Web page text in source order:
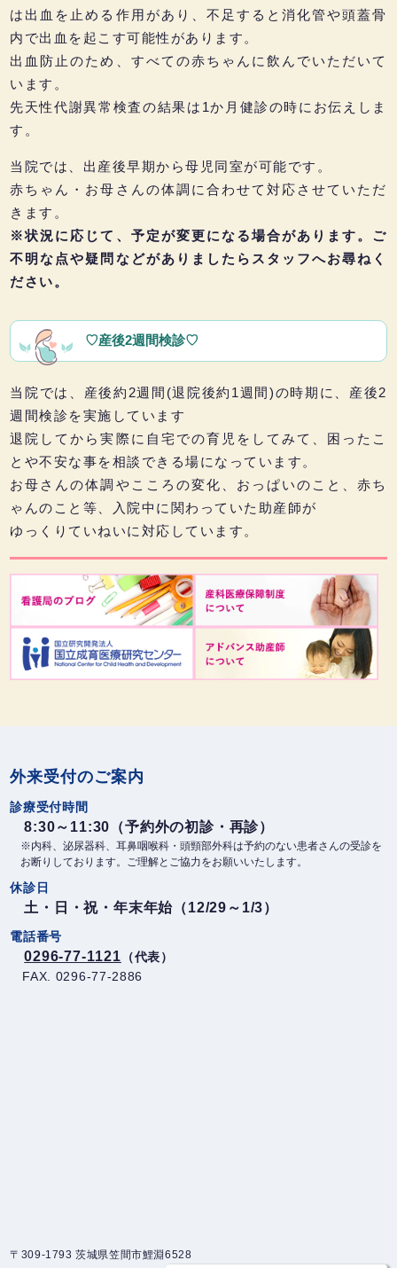
は出血を止める作用があり、不足すると消化管や頭蓋骨
内で出血を起こす可能性があります。
出血防止のため、すべての赤ちゃんに飲んでいただいて
います。
先天性代謝異常検査の結果は1か月健診の時にお伝えしま
す。
当院では、出産後早期から母児同室が可能です。
赤ちゃん・お母さんの体調に合わせて対応させていただ
きます。
※状況に応じて、予定が変更になる場合があります。ご
不明な点や疑問などがありましたらスタッフへお尋ねく
ださい。
♡産後2週間検診♡
当院では、産後約2週間(退院後約1週間)の時期に、産後2
週間検診を実施しています
退院してから実際に自宅での育児をしてみて、困ったこ
とや不安な事を相談できる場になっています。
お母さんの体調やこころの変化、おっぱいのこと、赤ち
ゃんのこと等、入院中に関わっていた助産師が
ゆっくりていねいに対応しています。
外来受付のご案内
診療受付時間
8:30～11:30（予約外の初診・再診）
※内科、泌尿器科、耳鼻咽喉科・頭頸部外科は予約のない患者さんの受診を
お断りしております。ご理解とご協力をお願いいたします。
休診日
土・日・祝・年末年始（12/29～1/3）
電話番号
0296-77-1121 （代表）
FAX. 0296-77-2886
〒309-1793 茨城県笠間市鯉淵6528